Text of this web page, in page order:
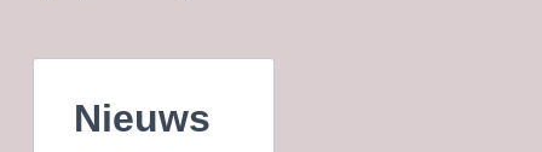
Nieuws